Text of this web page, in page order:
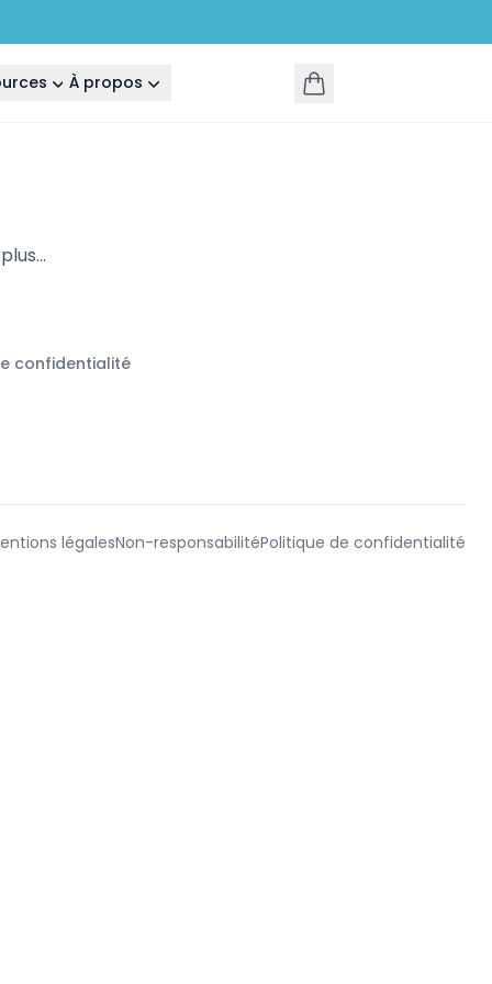
À propos
confidentialité
légalesNon-responsabilitéPolitique de confidentialité